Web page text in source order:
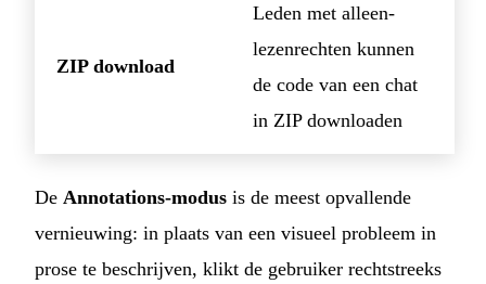
ZIP download
Leden met alleen-
lezenrechten kunnen
de code van een chat
in ZIP downloaden
De Annotations-modus is de meest opvallende
vernieuwing: in plaats van een visueel probleem in
prose te beschrijven, klikt de gebruiker rechtstreeks